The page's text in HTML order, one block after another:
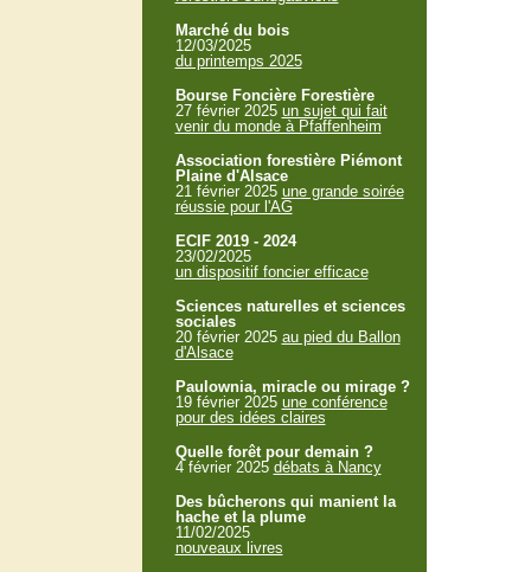
Marché du bois
12/03/2025
du printemps 2025
Bourse Foncière Forestière
27 février 2025 un sujet qui fait
venir du monde à Pfaffenheim
Association forestière Piémont
Plaine d'Alsace
21 février 2025 une grande soirée
réussie pour l'AG
ECIF 2019 - 2024
23/02/2025
un dispositif foncier efficace
Sciences naturelles et sciences
sociales
20 février 2025 au pied du Ballon
d'Alsace
Paulownia, miracle ou mirage ?
19 février 2025 une conférence
pour des idées claires
Quelle forêt pour demain ?
4 février 2025 débats à Nancy
Des bûcherons qui manient la
hache et la plume
11/02/2025
nouveaux livres